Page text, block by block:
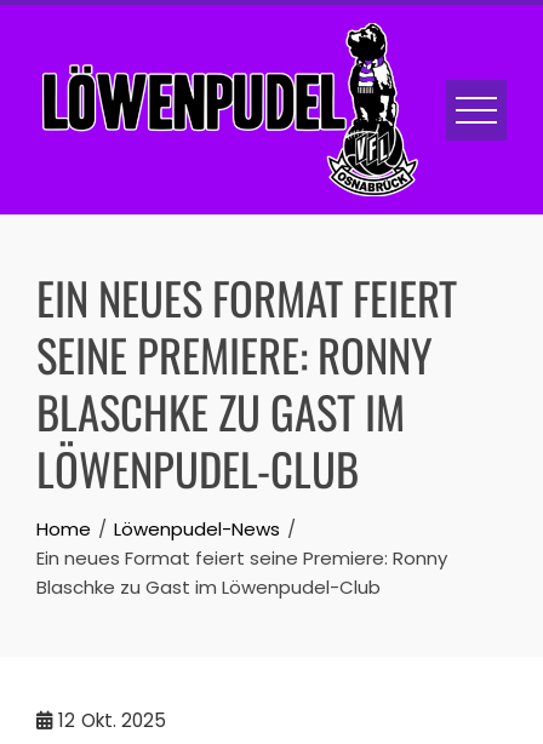
Skip
content
EIN NEUES FORMAT FEIERT
SEINE PREMIERE: RONNY
BLASCHKE ZU GAST IM
LÖWENPUDEL-CLUB
Home
Löwenpudel-News
Ein neues Format feiert seine Premiere: Ronny
Blaschke zu Gast im Löwenpudel-Club
12 Okt. 2025